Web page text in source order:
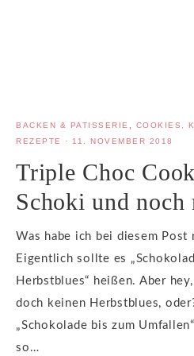
BACKEN & PATISSERIE COOKIES,
REZEPTE
· 11. NOVEMBER 2018
Triple Choc
Schoki und noch
Was habe ich bei diesem Post
Eigentlich sollte es
Herbstblues“ heißen. Aber
doch keinen Herbstblues,
„Schokolade bis zum
so…